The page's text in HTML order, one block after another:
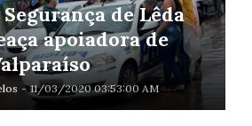
de Lêda
apoiadora de
- 11/03/2020 03:53:00 AM